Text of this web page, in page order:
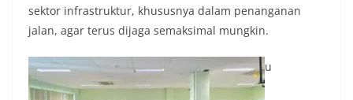
sektor infrastruktur, khususnya dalam penanganan
jalan, agar terus dijaga semaksimal mungkin.
u